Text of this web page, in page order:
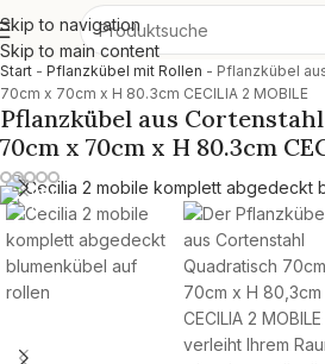
Skip to navigation
Skip to main content
Start - Pflanzkübel mit Rollen - Pflanzkübel
70cm x 70cm x H 80.3cm CECILIA 2 MOBILE
Pflanzkübel aus
70cm x 70cm x H 80.3cm